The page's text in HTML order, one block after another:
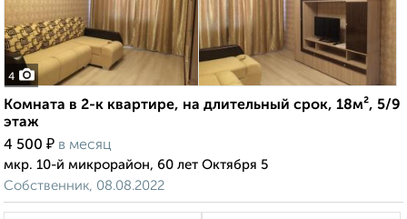
4
Комната в 2-к квартире, на длительный срок, 18м², 5/9
этаж
4 500 ₽ в месяц
мкр. 10-й микрорайон, 60 лет Октября 5
Собственник, 08.08.2022